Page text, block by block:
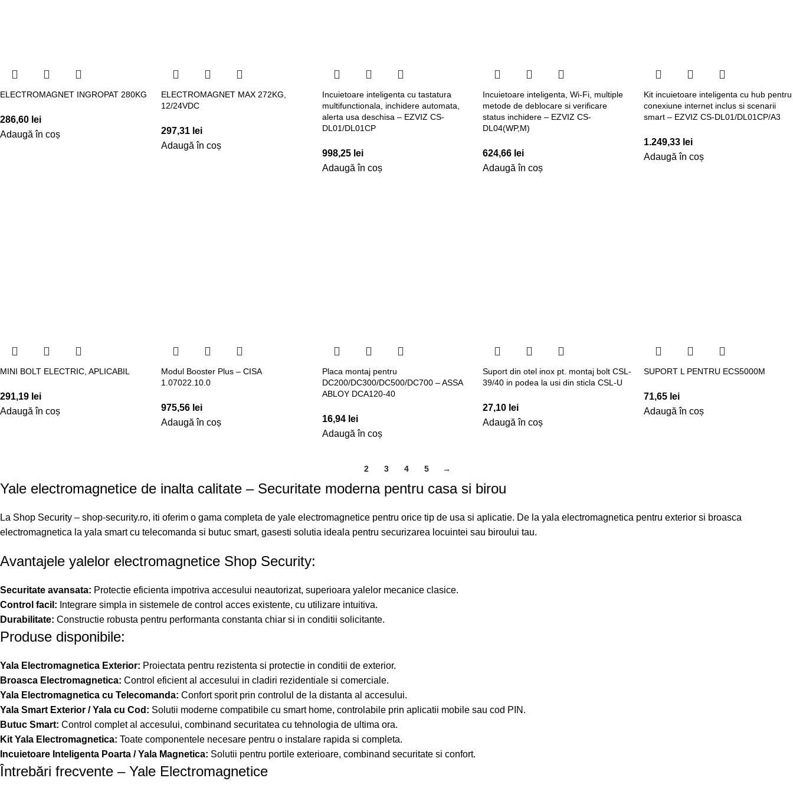
ELECTROMAGNET INGROPAT 280KG
286,60 lei
Adaugă în coș
ELECTROMAGNET MAX 272KG,
12/24VDC
297,31 lei
Adaugă în coș
Incuietoare inteligenta cu tastatura
multifunctionala, inchidere automata,
alerta usa deschisa – EZVIZ CS-
DL01/DL01CP
998,25 lei
Adaugă în coș
Incuietoare inteligenta, Wi-Fi, multiple
metode de deblocare si verificare
status inchidere – EZVIZ CS-
DL04(WP,M)
624,66 lei
Adaugă în coș
Kit incuietoare inteligenta cu hub pentru
conexiune internet inclus si scenarii
smart – EZVIZ CS-DL01/DL01CP/A3
1.249,33 lei
Adaugă în coș
MINI BOLT ELECTRIC, APLICABIL
291,19 lei
Adaugă în coș
Modul Booster Plus – CISA
1.07022.10.0
975,56 lei
Adaugă în coș
Placa montaj pentru
DC200/DC300/DC500/DC700 – ASSA
ABLOY DCA120-40
16,94 lei
Adaugă în coș
Suport din otel inox pt. montaj bolt CSL-
39/40 in podea la usi din sticla CSL-U
27,10 lei
Adaugă în coș
SUPORT L PENTRU ECS5000M
71,65 lei
Adaugă în coș
2 3 4 5 →
Yale electromagnetice de inalta calitate – Securitate moderna pentru casa si birou
La Shop Security – shop-security.ro, iti oferim o gama completa de yale electromagnetice pentru orice tip de usa si aplicatie. De la yala electromagnetica pentru exterior si broasca
electromagnetica la yala smart cu telecomanda si butuc smart, gasesti solutia ideala pentru securizarea locuintei sau biroului tau.
Avantajele yalelor electromagnetice Shop Security:
Securitate avansata: Protectie eficienta impotriva accesului neautorizat, superioara yalelor mecanice clasice.
Control facil: Integrare simpla in sistemele de control acces existente, cu utilizare intuitiva.
Durabilitate: Constructie robusta pentru performanta constanta chiar si in conditii solicitante.
Produse disponibile:
Yala Electromagnetica Exterior: Proiectata pentru rezistenta si protectie in conditii de exterior.
Broasca Electromagnetica: Control eficient al accesului in cladiri rezidentiale si comerciale.
Yala Electromagnetica cu Telecomanda: Confort sporit prin controlul de la distanta al accesului.
Yala Smart Exterior / Yala cu Cod: Solutii moderne compatibile cu smart home, controlabile prin aplicatii mobile sau cod PIN.
Butuc Smart: Control complet al accesului, combinand securitatea cu tehnologia de ultima ora.
Kit Yala Electromagnetica: Toate componentele necesare pentru o instalare rapida si completa.
Incuietoare Inteligenta Poarta / Yala Magnetica: Solutii pentru portile exterioare, combinand securitate si confort.
Întrebări frecvente – Yale Electromagnetice